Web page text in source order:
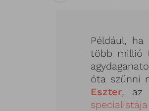
Például,
több millió
óta szűnni
Eszter, az
specialistája